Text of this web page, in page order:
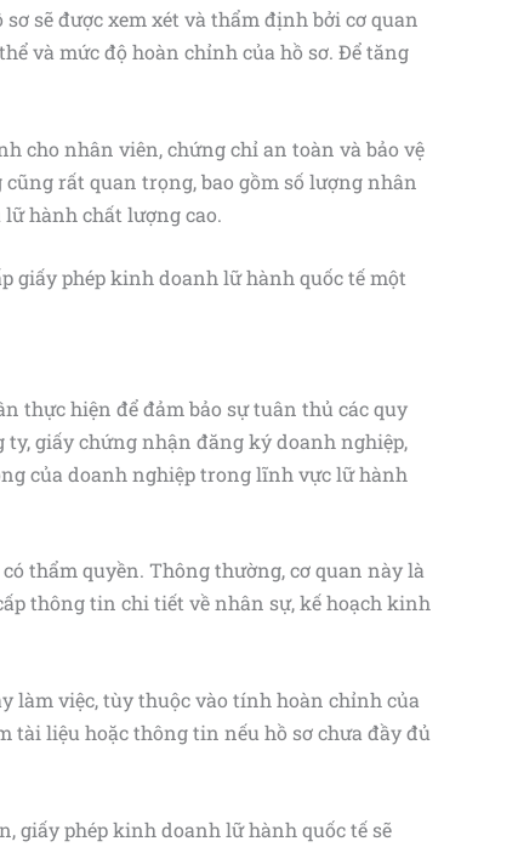
sẽ được xem xét và thẩm định bởi cơ quan
và mức độ hoàn chỉnh của hồ sơ. Để tăng
cho nhân viên, chứng chỉ an toàn và bảo vệ
rất quan trọng, bao gồm số lượng nhân
hành chất lượng cao.
giấy phép kinh doanh lữ hành quốc tế một
thực hiện để đảm bảo sự tuân thủ các quy
giấy chứng nhận đăng ký doanh nghiệp,
của doanh nghiệp trong lĩnh vực lữ hành
thẩm quyền. Thông thường, cơ quan này là
thông tin chi tiết về nhân sự, kế hoạch kinh
làm việc, tùy thuộc vào tính hoàn chỉnh của
tài liệu hoặc thông tin nếu hồ sơ chưa đầy đủ
giấy phép kinh doanh lữ hành quốc tế sẽ